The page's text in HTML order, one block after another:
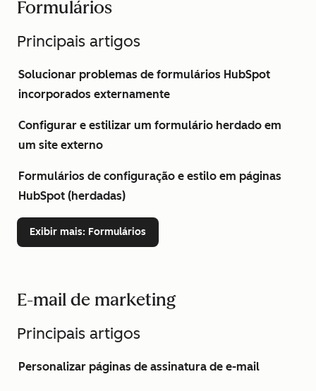
Formulários
Principais artigos
Solucionar problemas de formulários HubSpot
incorporados externamente
Configurar e estilizar um formulário herdado em
um site externo
Formulários de configuração e estilo em páginas
HubSpot (herdadas)
Exibir mais: Formulários
E-mail de marketing
Principais artigos
Personalizar páginas de assinatura de e-mail